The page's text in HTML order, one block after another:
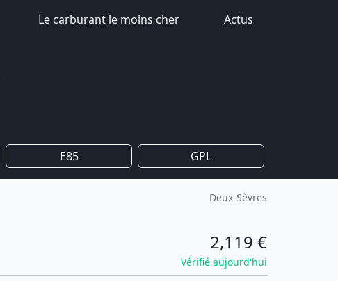
Le carburant le moins cher Actus
E85 GPL
Deux-Sèvres
2,119 €
Vérifié aujourd'hui